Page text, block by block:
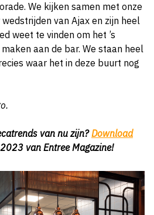
We kijken samen met onze
van Ajax en zijn heel
weet te vinden om het ’s
aan de bar. We staan heel
waar het in deze buurt nog
van nu zijn? Download
van Entree Magazine!